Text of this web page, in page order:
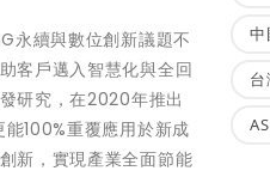
永續與數位創新議題不
客戶邁入智慧化與全回
研究，在2020年推出
100%重覆應用於新成
新，實現產業全面節能
中